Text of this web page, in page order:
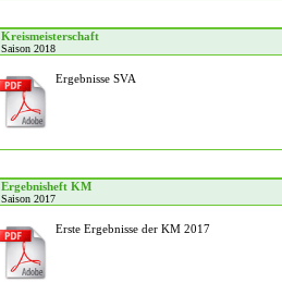
Kreismeisterschaft
Saison 2018
Ergebnisse SVA
Ergebnisheft KM
Saison 2017
Erste Ergebnisse der KM 2017